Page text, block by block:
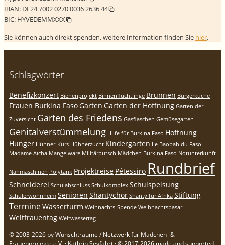
IBAN: DE24 7002 0270 0036 2636 44
BIC: HYVEDEMMXXX
Sie können auch direkt spenden, weitere Information finden Sie hier.
Schlagwörter
Benefizkonzert Bienenprojekt Binnenflüchtlinge Brunnen Bürgerküche
Frauen Burkina FasoGarten Garten der Hoffnung Garten der
Zuversicht Garten des Friedens Gasflaschen Gemüsegarten
Genitalverstümmelung Hilfe für Burkina Faso Hoffnung
Hunger Hühner-Kurs Hühnerzucht Kindergarten Le Baobab du Faso
Madame Aïcha Mangelware Militärputsch Mädchen Burkina Faso Notunterkunft
Nähmaschinen Polytank Projektreise Pétessiro Rundbrief
Schneiderei Schulabschluss Schulkomplex Schulspeisung
Schülerwohnheim Senioren Shantychor Shanty für Afrika Stiftung
TermineWasserturm Weihnachts-Spende Weihnachtsbasar
Weltfrauentag Weltwassertag
© 2003-2026 by Wunschträume / Netzwerk für Mädchen- &